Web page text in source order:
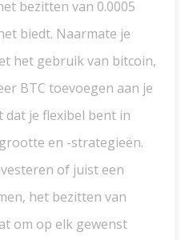
bezitten van 0.0005
biedt. Naarmate je
het gebruik van bitcoin,
BTC toevoegen aan je
je flexibel bent in
en -strategieën.
of juist een
het bezitten van
om op elk gewenst